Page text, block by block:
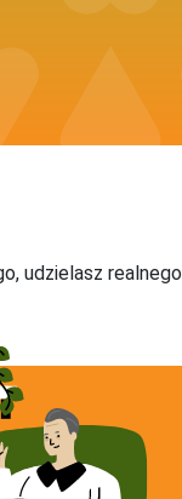
udzielasz realnego